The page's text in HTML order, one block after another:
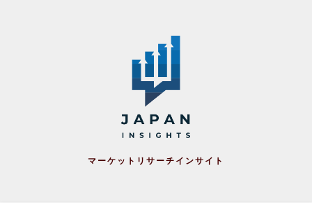
マーケットリサーチインサイト